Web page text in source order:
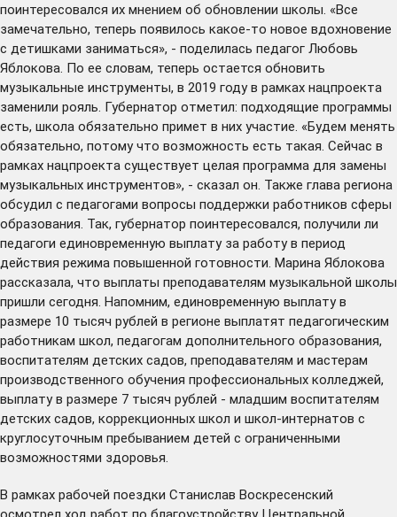
поинтересовался их мнением об обновлении школы. «Все
замечательно, теперь появилось какое-то новое вдохновение
с детишками заниматься», - поделилась педагог Любовь
Яблокова. По ее словам, теперь остается обновить
музыкальные инструменты, в 2019 году в рамках нацпроекта
заменили рояль. Губернатор отметил: подходящие программы
есть, школа обязательно примет в них участие. «Будем менять
обязательно, потому что возможность есть такая. Сейчас в
рамках нацпроекта существует целая программа для замены
музыкальных инструментов», - сказал он. Также глава региона
обсудил с педагогами вопросы поддержки работников сферы
образования. Так, губернатор поинтересовался, получили ли
педагоги единовременную выплату за работу в период
действия режима повышенной готовности. Марина Яблокова
рассказала, что выплаты преподавателям музыкальной школы
пришли сегодня. Напомним, единовременную выплату в
размере 10 тысяч рублей в регионе выплатят педагогическим
работникам школ, педагогам дополнительного образования,
воспитателям детских садов, преподавателям и мастерам
производственного обучения профессиональных колледжей,
выплату в размере 7 тысяч рублей - младшим воспитателям
детских садов, коррекционных школ и школ-интернатов с
круглосуточным пребыванием детей с ограниченными
возможностями здоровья.
В рамках рабочей поездки Станислав Воскресенский